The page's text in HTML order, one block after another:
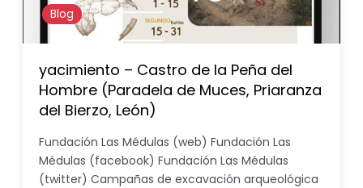
Blog
yacimiento – Castro de la Peña del
Hombre (Paradela de Muces, Priaranza
del Bierzo, León)
Fundación Las Médulas (web) Fundación Las
Médulas (facebook) Fundación Las Médulas
(twitter) Campañas de excavación arqueológica